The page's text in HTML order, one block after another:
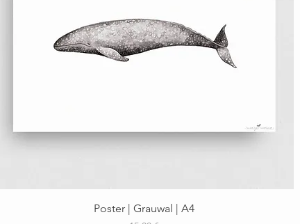
Schnellansicht
Poster | Grauwal | A4